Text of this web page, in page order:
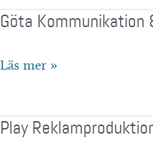
Göta Kommunikation
Göta
Affärsutveckling
Läs mer »
Play